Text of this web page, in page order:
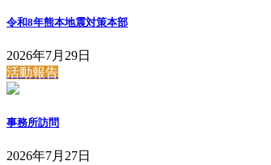
令和8年熊本地震対策本部
2026年7月29日
活動報告
事務所訪問
2026年7月27日